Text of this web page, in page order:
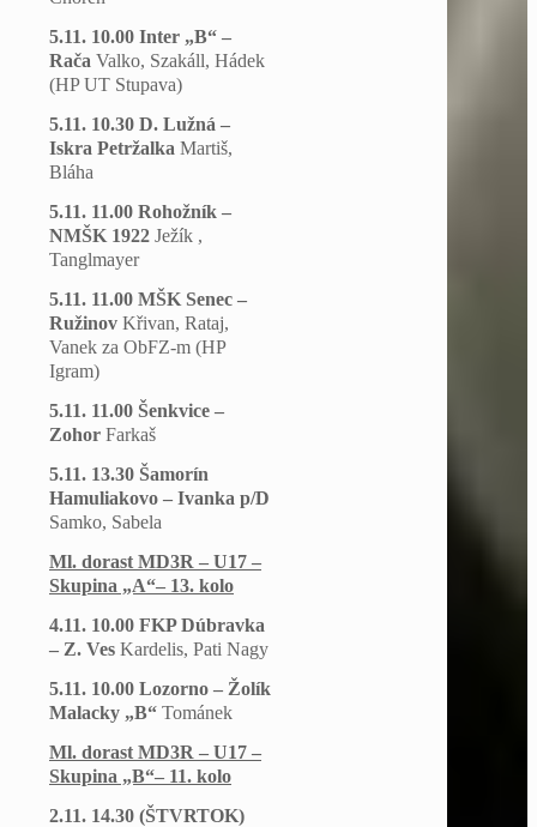
5.11. 10.00 Inter „B“ –
Rača Valko, Szakáll, Hádek
(HP UT Stupava)
5.11. 10.30 D. Lužná –
Iskra Petržalka Martiš,
Bláha
5.11. 11.00 Rohožník –
NMŠK 1922 Ježík ,
Tanglmayer
5.11. 11.00 MŠK Senec –
Ružinov Křivan, Rataj,
Vanek za ObFZ-m (HP
Igram)
5.11. 11.00 Šenkvice –
Zohor Farkaš
5.11. 13.30 Šamorín
Hamuliakovo – Ivanka p/D
Samko, Sabela
Ml. dorast MD3R – U17 –
Skupina „A“– 13. kolo
4.11. 10.00 FKP Dúbravka
– Z. Ves Kardelis, Pati Nagy
5.11. 10.00 Lozorno – Žolík
Malacky „B“ Tománek
Ml. dorast MD3R – U17 –
Skupina „B“– 11. kolo
2.11. 14.30 (ŠTVRTOK)